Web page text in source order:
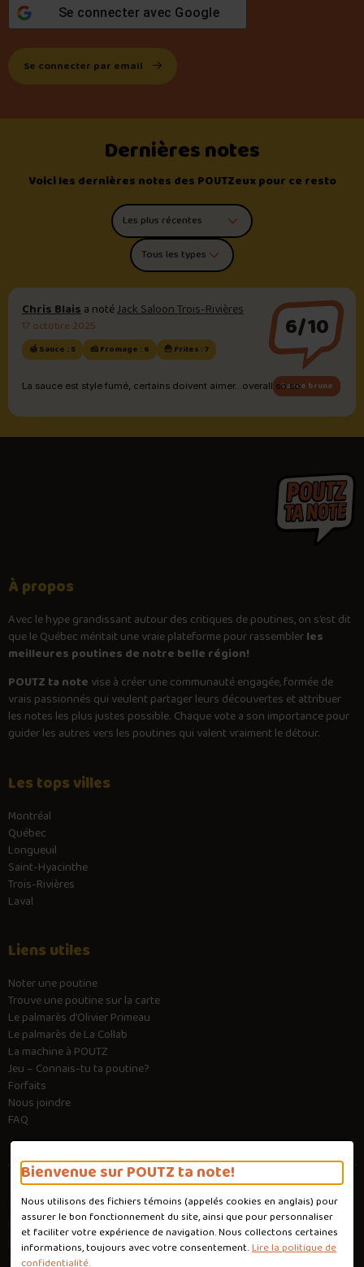
Bienvenue sur POUTZ ta note!
Nous utilisons des fichiers témoins (appelés cookies en anglais) pour
assurer le bon fonctionnement du site, ainsi que pour personnaliser
et faciliter votre expérience de navigation. Nous collectons certaines
informations, toujours avec votre consentement.Lire la politique de
Se connecter avec Google
Se connecter par email
Dernières notes
Voici les dernières notes des POUTZeux pour ce resto
Trier les commentaires
Filtrer par type de poutine
Chris Blaisa notéJack Saloon Trois-Rivières
17 octobre 2025
🍯 Sauce : 5 🧀 Fromage : 6 🍟 Frites : 7
6/10
Sauce brune
La sauce est style fumé, certains doivent aimer...overall so so
À propos
Avec lehypegrandissant autour des critiques de poutines, on s’est dit
que le Québec méritait une vraie plateforme pour rassemblerles
meilleures poutines de notre belle région!
POUTZ ta note vise à créer une communauté engagée, formée de
vrais passionnés qui veulent partager leurs découvertes et attribuer
les notes les plus justes possible. Chaque vote a son importance pour
guider les autres vers les poutines qui valent vraiment le détour.
Les tops villes
Montréal
Québec
Longueuil
Saint-Hyacinthe
Trois-Rivières
Laval
Liens utiles
Noter une poutine
Trouve une poutine sur la carte
Le palmarès d’Olivier Primeau
Le palmarès de La Collab
La machine à POUTZ
Jeu – Connais-tu ta poutine?
Forfaits
Nous joindre
FAQ
Conditions d'utilisation
Politique de confidentialité
Personnaliser les cookies
Conception :Ekloweb